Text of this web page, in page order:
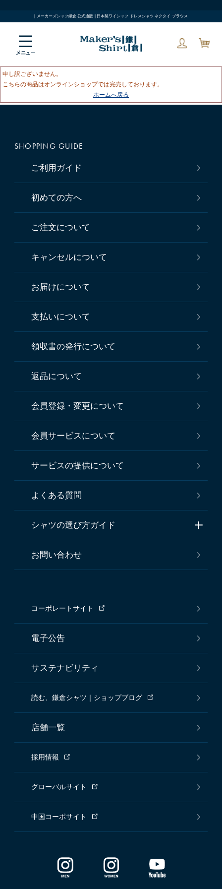
| メーカーズシャツ鎌倉 公式通販 | 日本製ワイシャツ ドレスシャツ ネクタイ ブラウス
申し訳ございません。
こちらの商品はオンラインショップでは完売しております。
ホームへ戻る
SHOPPING GUIDE
ご利用ガイド
初めての方へ
ご注文について
キャンセルについて
お届けについて
支払いについて
領収書の発行について
返品について
会員登録・変更について
会員サービスについて
サービスの提供について
よくある質問
シャツの選び方ガイド
お問い合わせ
コーポレートサイト
電子公告
サステナビリティ
読む、鎌倉シャツ｜ショップブログ
店舗一覧
採用情報
グローバルサイト
中国コーポサイト